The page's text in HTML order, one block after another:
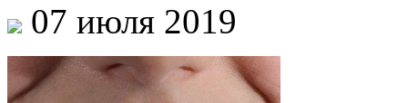
07 июля 2019